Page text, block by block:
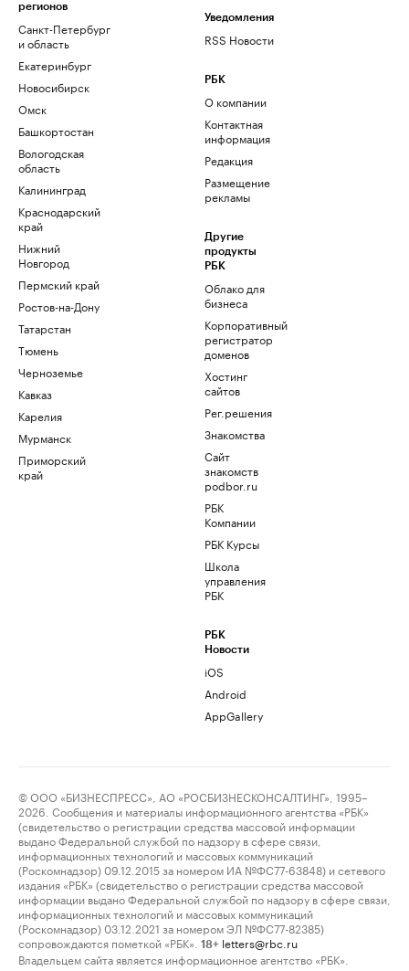
регионов
Санкт-Петербург
и область
Екатеринбург
Новосибирск
Омск
Башкортостан
Вологодская
область
Калининград
Краснодарский
край
Нижний
Новгород
Пермский край
Ростов-на-Дону
Татарстан
Тюмень
Черноземье
Кавказ
Карелия
Мурманск
Приморский
край
Уведомления
RSS Новости
РБК
О компании
Контактная
информация
Редакция
Размещение
рекламы
Другие
продукты
РБК
Облако для
бизнеса
Корпоративный
регистратор
доменов
Хостинг
сайтов
Рег.решения
Знакомства
Сайт
знакомств
podbor.ru
РБК
Компании
РБК Курсы
Школа
управления
РБК
РБК
Новости
iOS
Android
AppGallery
© ООО «БИЗНЕСПРЕСС», АО «РОСБИЗНЕСКОНСАЛТИНГ», 1995–
2026. Сообщения и материалы информационного агентства «РБК»
(свидетельство о регистрации средства массовой информации
выдано Федеральной службой по надзору в сфере связи,
информационных технологий и массовых коммуникаций
(Роскомнадзор) 09.12.2015 за номером ИА №ФС77-63848) и сетевого
издания «РБК» (свидетельство о регистрации средства массовой
информации выдано Федеральной службой по надзору в сфере связи,
информационных технологий и массовых коммуникаций
(Роскомнадзор) 03.12.2021 за номером ЭЛ №ФС77-82385)
сопровождаются пометкой «РБК».
18+ letters@rbc.ru
Владельцем сайта является информационное агентство «РБК».